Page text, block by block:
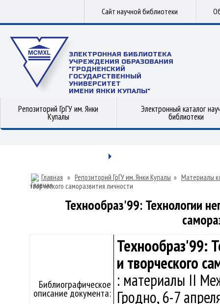
Сайт научной библиотеки
ЭЛЕКТРОННАЯ БИБЛИОТЕКА
УЧРЕЖДЕНИЯ ОБРАЗОВАНИЯ
"ГРОДНЕНСКИЙ
ГОСУДАРСТВЕННЫЙ
УНИВЕРСИТЕТ
ИМЕНИ ЯНКИ КУПАЛЫ"
Репозиторий ГрГУ им. Янки
Купалы
Электронный каталог
библиотеки
Главная » Репозиторий ГрГУ им. Янки Купалы » Материалы
творческого саморазвития личности
Технообраз'99: Технологии
Библиографическое
описание документа:
Технообраз'99:
и творческого
: материалы II
Гродно, 6-7